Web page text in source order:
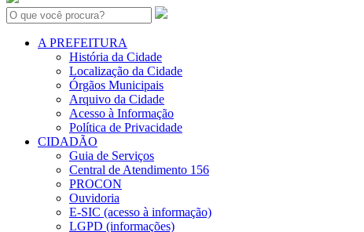
Search:
A PREFEITURA
História da Cidade
Localização da Cidade
Órgãos Municipais
Arquivo da Cidade
Acesso à Informação
Política de Privacidade
CIDADÃO
Guia de Serviços
Central de Atendimento 156
PROCON
Ouvidoria
E-SIC (acesso à informação)
LGPD (informações)